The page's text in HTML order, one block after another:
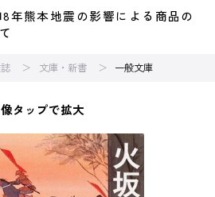
熊本地震の影響による商品の
文庫・新書 一般文庫
タップで拡大